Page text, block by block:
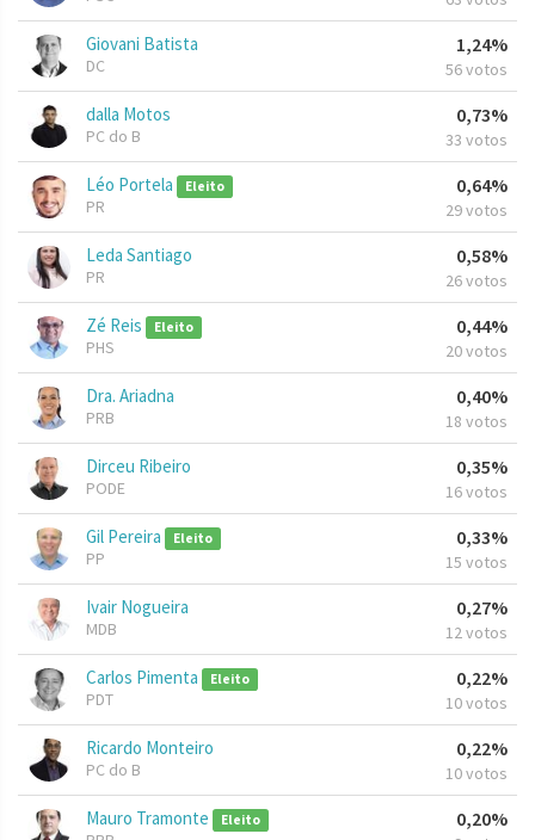
Giovani Batista
DC
1,24%
56 votos
dalla Motos
PC do B
0,73%
33 votos
Léo Portela Eleito
PR
0,64%
29 votos
Leda Santiago
PR
0,58%
26 votos
Zé Reis Eleito
PHS
0,44%
20 votos
Dra. Ariadna
PRB
0,40%
18 votos
Dirceu Ribeiro
PODE
0,35%
16 votos
Gil Pereira Eleito
PP
0,33%
15 votos
Ivair Nogueira
MDB
0,27%
12 votos
Carlos Pimenta Eleito
PDT
0,22%
10 votos
Ricardo Monteiro
PC do B
0,22%
10 votos
Mauro Tramonte Eleito 0,20%